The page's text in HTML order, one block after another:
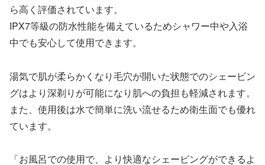
ら高く評価されています。
IPX7等級の防水性能を備えているためシャワー中や入浴
中でも安心して使用できます。
湯気で肌が柔らかくなり毛穴が開いた状態でのシェービン
グはより深剃りが可能になり肌への負担も軽減されます。
また、使用後は水で簡単に洗い流せるため衛生面でも優れ
ています。
「お風呂での使用で、より快適なシェービングができるよ